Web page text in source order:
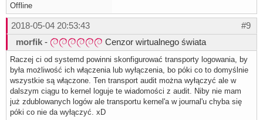
Offline
#9
2018-05-04 20:53:43
morfik - Cenzor wirtualnego świata
Raczej ci od systemd powinni skonfigurować transporty logowania, by
była możliwość ich włączenia lub wyłączenia, bo póki co to domyślnie
wszystkie są włączone. Ten transport audit można wyłączyć ale w
dalszym ciągu to kernel loguje te wiadomości z audit. Niby nie mam
już zdublowanych logów ale transportu kernel'a w journal'u chyba się
póki co nie da wyłączyć. xD